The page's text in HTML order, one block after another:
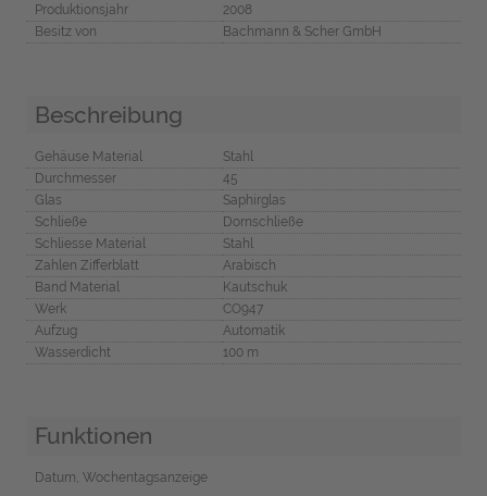
Produktionsjahr
2008
Besitz von
Bachmann & Scher GmbH
Beschreibung
Gehäuse Material
Stahl
Durchmesser
45
Glas
Saphirglas
Schließe
Dornschließe
Schliesse Material
Stahl
Zahlen Zifferblatt
Arabisch
Band Material
Kautschuk
Werk
CO947
Aufzug
Automatik
Wasserdicht
100 m
Funktionen
Datum, Wochentagsanzeige